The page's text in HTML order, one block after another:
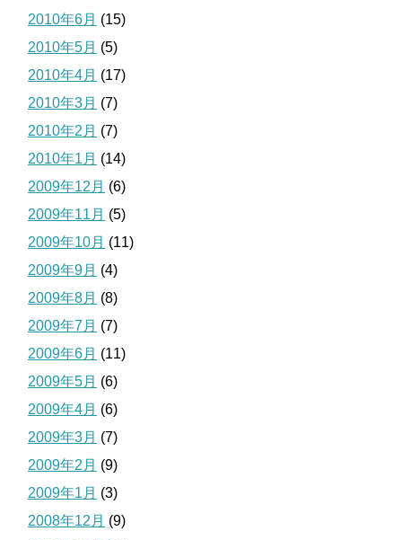
2010年6月 (15)
2010年5月 (5)
2010年4月 (17)
2010年3月 (7)
2010年2月 (7)
2010年1月 (14)
2009年12月 (6)
2009年11月 (5)
2009年10月 (11)
2009年9月 (4)
2009年8月 (8)
2009年7月 (7)
2009年6月 (11)
2009年5月 (6)
2009年4月 (6)
2009年3月 (7)
2009年2月 (9)
2009年1月 (3)
2008年12月 (9)